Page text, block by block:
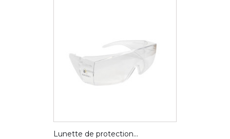
Lunette de protection...